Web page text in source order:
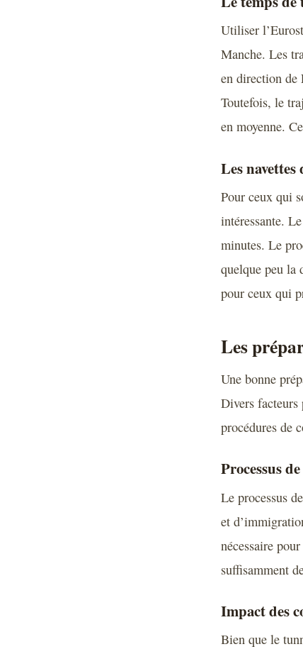
Utiliser
Manche. Les
en direction de
Toutefois, le
en moyenne.
Les
Pour ceux qui
intéressante.
minutes. Le
quelque peu la
pour ceux qui
Les
Une bonne
Divers facteurs
procédures de
Processus
Le processus
et
nécessaire
suffisamment
Impact des
Bien que le